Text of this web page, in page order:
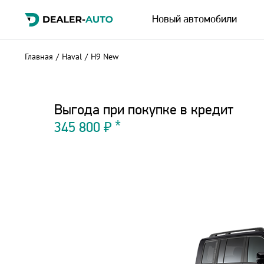
Новый автомобили
Главная / Haval / H9 New
Выгода при покупке в кредит
345 800 ₽